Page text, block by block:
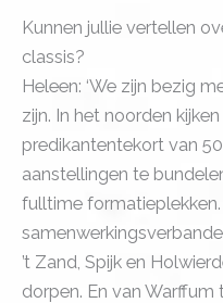
Kunnen jullie vertellen
classis?
Heleen: ‘We zijn bezig
zijn. In het noorden
predikantentekort van
aanstellingen te
fulltime formatieplekken.
’t Zand, Spijk en
dorpen. En van